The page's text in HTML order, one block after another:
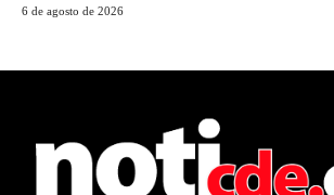
6 de agosto de 2026